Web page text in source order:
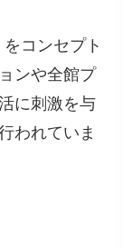
コンセプト
ンや全館プ
に刺激を与
われていま